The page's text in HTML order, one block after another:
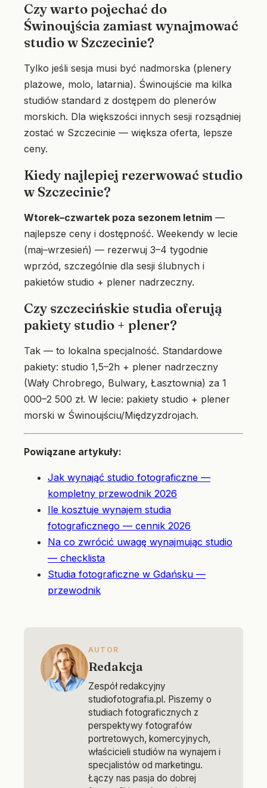
Czy warto pojechać do
Świnoujścia zamiast wynajmować
studio w Szczecinie?
Tylko jeśli sesja musi być nadmorska (plenery
plażowe, molo, latarnia). Świnoujście ma kilka
studiów standard z dostępem do plenerów
morskich. Dla większości innych sesji rozsądniej
zostać w Szczecinie — większa oferta, lepsze
ceny.
Kiedy najlepiej rezerwować studio
w Szczecinie?
Wtorek–czwartek poza sezonem letnim —
najlepsze ceny i dostępność. Weekendy w lecie
(maj–wrzesień) — rezerwuj 3–4 tygodnie
wprzód, szczególnie dla sesji ślubnych i
pakietów studio + plener nadrzeczny.
Czy szczecińskie studia oferują
pakiety studio + plener?
Tak — to lokalna specjalność. Standardowe
pakiety: studio 1,5–2h + plener nadrzeczny
(Wały Chrobrego, Bulwary, Łasztownia) za 1
000–2 500 zł. W lecie: pakiety studio + plener
morski w Świnoujściu/Międzyzdrojach.
Powiązane artykuły:
Jak wynająć studio fotograficzne —
kompletny przewodnik 2026
Ile kosztuje wynajem studia
fotograficznego — cennik 2026
Na co zwrócić uwagę wynajmując studio
— checklista
Studia fotograficzne w Gdańsku —
przewodnik
AUTOR
Redakcja
Zespół redakcyjny
studiofotografia.pl. Piszemy o
studiach fotograficznych z
perspektywy fotografów
portretowych, komercyjnych,
właścicieli studiów na wynajem i
specjalistów od marketingu.
Łączy nas pasja do dobrej